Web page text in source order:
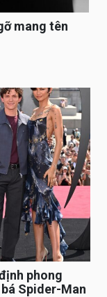
mang tên
phong
Spider-Man